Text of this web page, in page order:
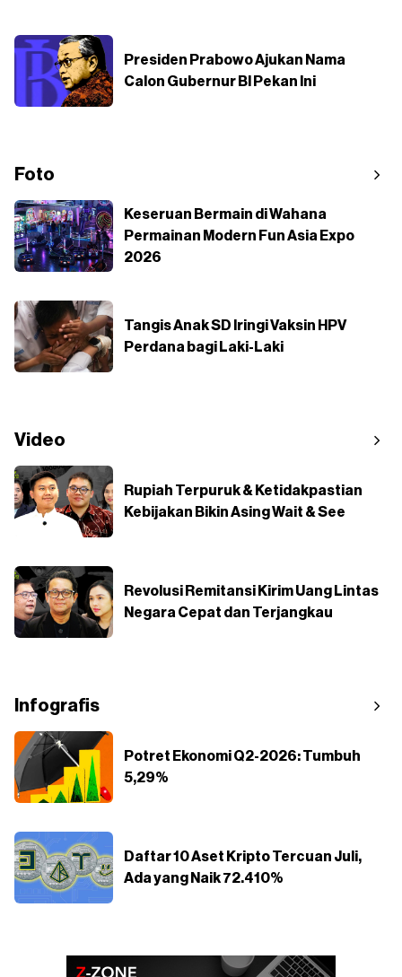
Presiden Prabowo Ajukan Nama
Calon Gubernur BI Pekan Ini
Foto
Keseruan Bermain di Wahana
Permainan Modern Fun Asia Expo
2026
Tangis Anak SD Iringi Vaksin HPV
Perdana bagi Laki-Laki
Video
Rupiah Terpuruk & Ketidakpastian
Kebijakan Bikin Asing Wait & See
Revolusi Remitansi Kirim Uang Lintas
Negara Cepat dan Terjangkau
Infografis
Potret Ekonomi Q2-2026: Tumbuh
5,29%
Daftar 10 Aset Kripto Tercuan Juli,
Ada yang Naik 72.410%